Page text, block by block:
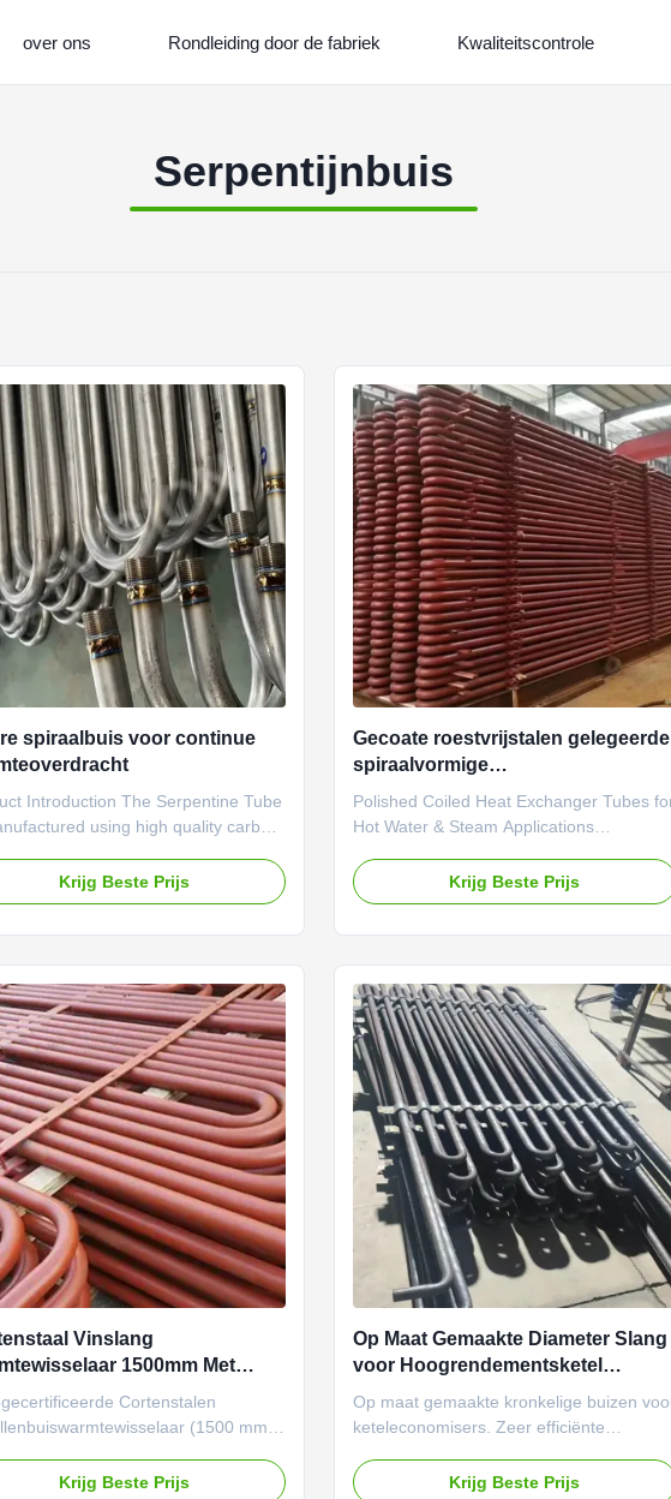
over ons Rondleiding door de fabriek Kwaliteitscontrole
Serpentijnbuis
spiraalbuis voor continue
Introduction The Serpentine Tube
using high quality carbon
excellent strength and resistance
temperature and pressure. Its
bending and welding
ensure precise shaping and
quality. This Serpentine Tube is
for continuous operation,
Krijg Beste Prijs
Gecoate roestvrijstalen gelegeerde
spiraalvormige
warmtewisselaarbuis met hoge
warmteoverdracht
Polished Coiled Heat Exchanger Tubes
Hot Water & Steam Applications
steel or alloy materials, these serpentine
tubes feature a coiled configuration that
overall system efficiency. This design
allows for compact installation while
maintaining high heat exchange capacity,
making it suitable for both hot water and
Krijg Beste Prijs
Vinslang
1500mm Met
TUV Certificering
Cortenstalen
(1500 mm)
corrosieweerstand en
Krijg Beste Prijs
Op Maat Gemaakte Diameter Slang
voor Hoogrendementsketel
Warmteoverdrachtssystemen
Op maat gemaakte kronkelige buizen
keteleconomisers. Zeer efficiënte
van koolstofstaal, bestand tegen 1000 °F
Krijg Beste Prijs